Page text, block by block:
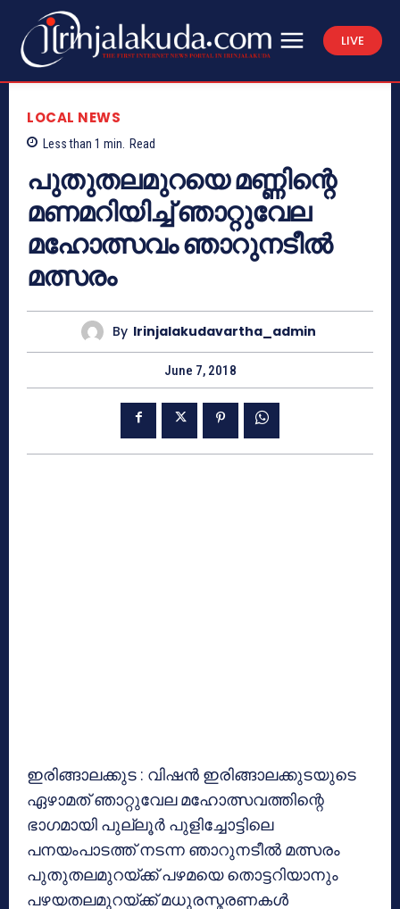
LIVE
LOCAL NEWS
Less than 1 min. Read
പുതുതലമുറയെ മണ്ണിന്റെ
മണമറിയിച്ച് ഞാറ്റുവേല
മഹോത്സവം ഞാറുനടീല്‍
മത്സരം
By Irinjalakudavartha_admin
June 7, 2018
ഇരിങ്ങാലക്കുട : വിഷന്‍ ഇരിങ്ങാലക്കുടയുടെ
ഏഴാമത് ഞാറ്റുവേല മഹോത്സവത്തിന്റെ
ഭാഗമായി പുല്ലൂര്‍ പുളിച്ചോട്ടിലെ
പനയംപാടത്ത് നടന്ന ഞാറുനടീല്‍ മത്സരം
പുതുതലമുറയ്ക്ക് പഴമയെ തൊട്ടറിയാനും
പഴയതലമുറയ്ക്ക് മധുരസ്മരണകള്‍